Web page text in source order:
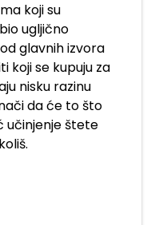
koji su
ugljično
glavnih izvora
koji se kupuju za
nisku razinu
da će to što
učinjenje štete